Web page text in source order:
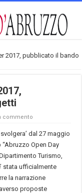
2017, pubblicato il bando
commento
dal 27 maggio
Open Day
Turismo,
stata ufficialmente
la narrazione
proposte